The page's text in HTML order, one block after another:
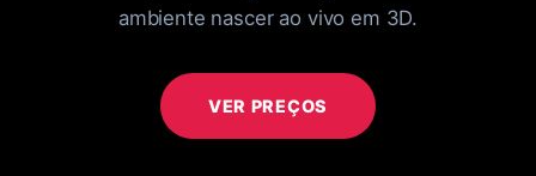
ambiente nascer ao vivo em 3D.
VER PREÇOS